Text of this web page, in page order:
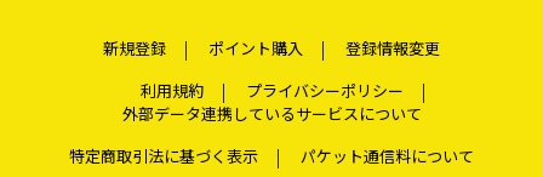
新規登録 ポイント購入
登録情報変更
利用規約
プライバシーポリシー
外部データ連携しているサービスについて
特定商取引法に基づく表示
パケット通信料について